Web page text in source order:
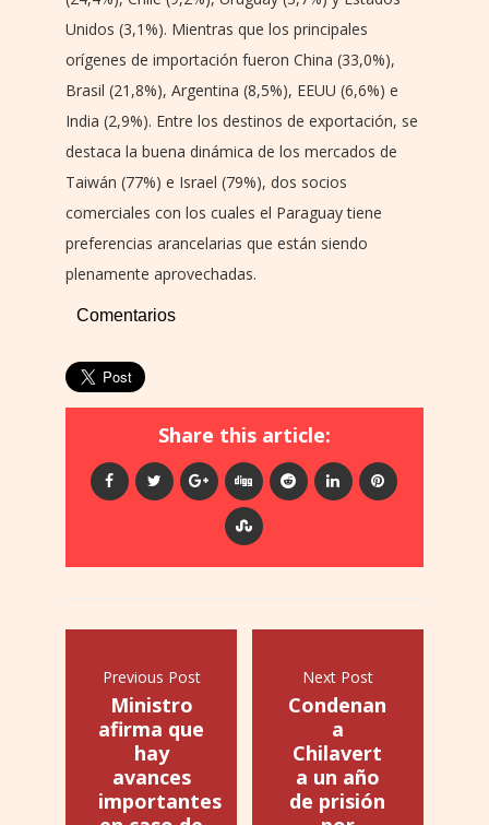
Unidos (3,1%). Mientras que los principales
orígenes de importación fueron China (33,0%),
Brasil (21,8%), Argentina (8,5%), EEUU (6,6%) e
India (2,9%). Entre los destinos de exportación, se
destaca la buena dinámica de los mercados de
Taiwán (77%) e Israel (79%), dos socios
comerciales con los cuales el Paraguay tiene
preferencias arancelarias que están siendo
plenamente aprovechadas.
Comentarios
Share this article:
Previous Post
Ministro
afirma que
hay
avances
importantes
Next Post
Condenan
a
Chilavert
a un año
de prisión